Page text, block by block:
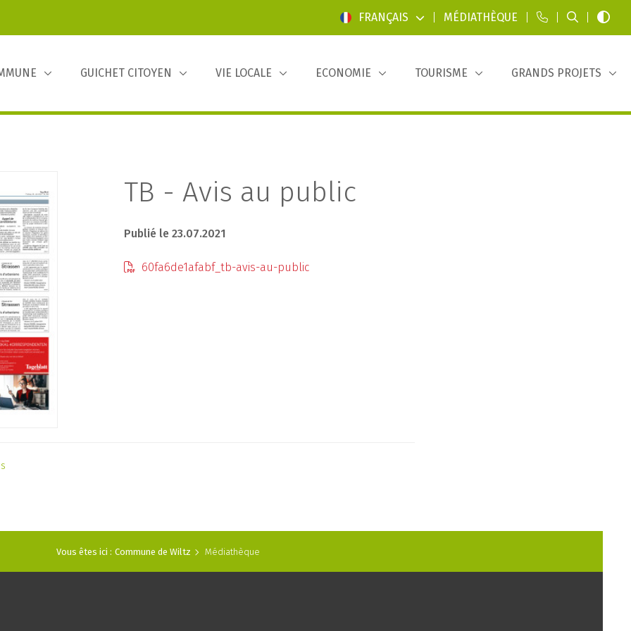
FRANÇAIS MÉDIATHÈQUE
GUICHET CITOYEN VIE LOCALE ECONOMIE TOURISME GRANDS PROJETS
TB - Avis au public
Publié le 23.07.2021
60fa6de1afabf_tb-avis-au-public
Vous êtes ici : Commune de Wiltz Médiathèque